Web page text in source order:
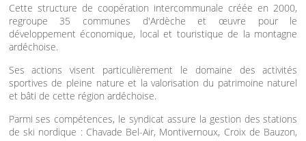
Cette structure de coopération intercommunale créée en 2000,
regroupe 35 communes d'Ardèche et œuvre pour le
développement économique, local et touristique de la montagne
ardéchoise.
Ses actions visent particulièrement le domaine des activités
sportives de pleine nature et la valorisation du patrimoine naturel
et bâti de cette région ardéchoise.
Parmi ses compétences, le syndicat assure la gestion des stations
de ski nordique : Chavade Bel-Air, Montivernoux, Croix de Bauzon,